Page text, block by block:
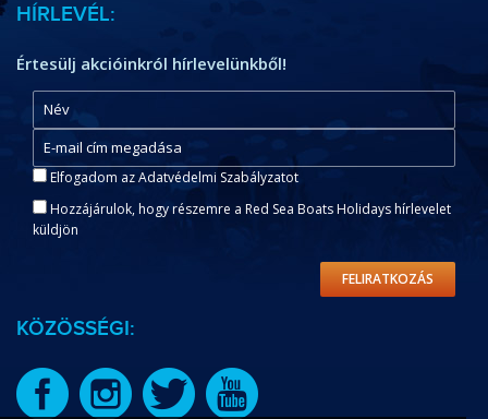
HÍRLEVÉL:
Értesülj akcióinkról hírlevelünkből!
Elfogadom az Adatvédelmi Szabályzatot
Hozzájárulok, hogy részemre a Red Sea Boats Holidays hírlevelet
küldjön
FELIRATKOZÁS
KÖZÖSSÉGI: